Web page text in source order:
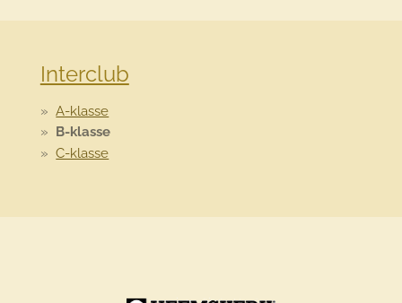
Interclub
A-klasse
B-klasse
C-klasse